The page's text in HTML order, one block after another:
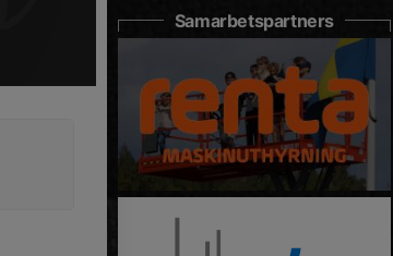
Samarbetspartners